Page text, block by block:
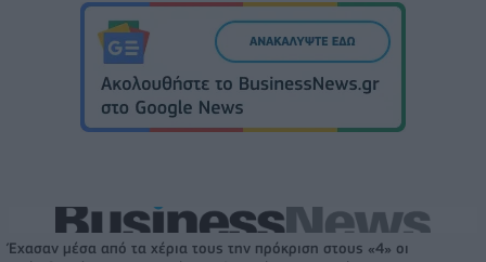
Έχασαν μέσα από τα χέρια τους την πρόκριση στους «4» οι